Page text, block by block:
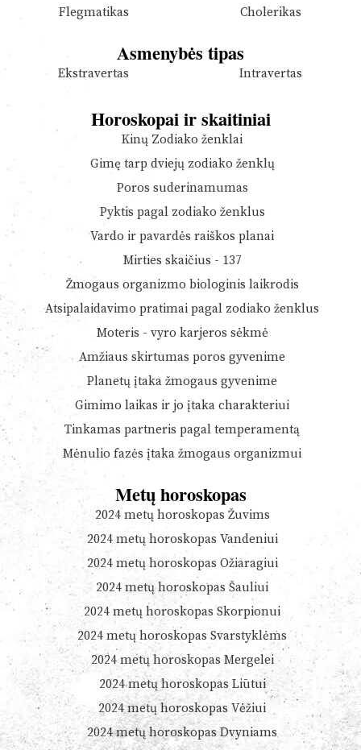
Flegmatikas
Cholerikas
Asmenybės tipas
Ekstravertas Intravertas
Horoskopai ir skaitiniai
Kinų Zodiako ženklai
Gimę tarp dviejų zodiako ženklų
Poros suderinamumas
Pyktis pagal zodiako ženklus
Vardo ir pavardės raiškos planai
Mirties skaičius - 137
Žmogaus organizmo biologinis laikrodis
Atsipalaidavimo pratimai pagal zodiako ženklus
Moteris - vyro karjeros sėkmė
Amžiaus skirtumas poros gyvenime
Planetų įtaka žmogaus gyvenime
Gimimo laikas ir jo įtaka charakteriui
Tinkamas partneris pagal temperamentą
Mėnulio fazės įtaka žmogaus organizmui
Metų horoskopas
2024 metų horoskopas Žuvims
2024 metų horoskopas Vandeniui
2024 metų horoskopas Ožiaragiui
2024 metų horoskopas Šauliui
2024 metų horoskopas Skorpionui
2024 metų horoskopas Svarstyklėms
2024 metų horoskopas Mergelei
2024 metų horoskopas Liūtui
2024 metų horoskopas Vėžiui
2024 metų horoskopas Dvyniams